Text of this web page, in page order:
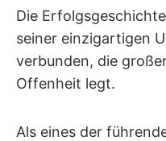
Die
seiner einzigartigen
verbunden, die
Offenheit legt.
Als eines der